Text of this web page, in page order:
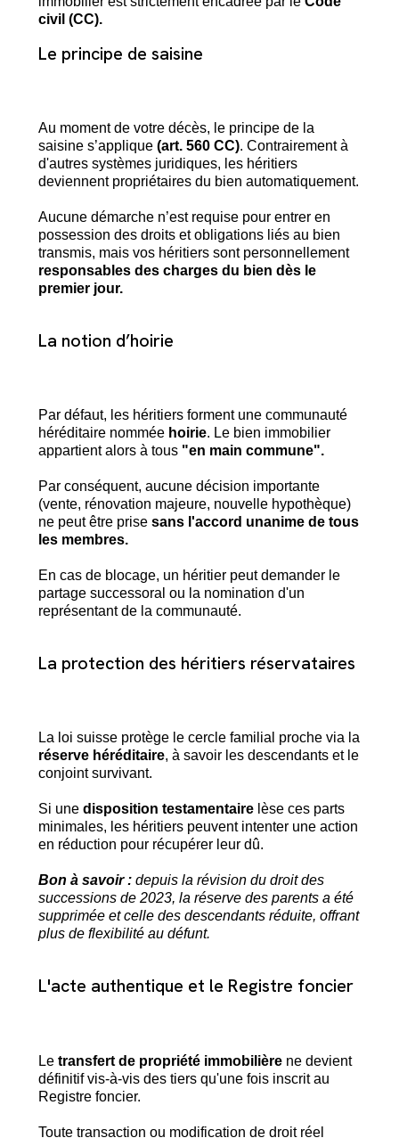
civil (CC).
Le principe de saisine
Au moment de votre décès, le principe de la
saisine s’applique(art. 560 CC). Contrairement à
d'autres systèmes juridiques, les héritiers
deviennent propriétaires du bien automatiquement.
Aucune démarche n’est requise pour entrer en
possession des droits et obligations liés au bien
transmis, mais vos héritiers sont personnellement
responsables des charges du bien dès le
premier jour.
La notion d’hoirie
Par défaut, les héritiers forment une communauté
héréditaire nommée hoirie. Le bien immobilier
appartient alors à tous "en main commune".
Par conséquent, aucune décision importante
(vente, rénovation majeure, nouvelle hypothèque)
ne peut être prise sans l'accord unanime de tous
les membres.
En cas de blocage, un héritier peut demander le
partage successoral ou la nomination d'un
représentant de la communauté.
La protection des héritiers réservataires
La loi suisse protège le cercle familial proche via la
réserve héréditaire, à savoir les descendants et le
conjoint survivant.
Si une disposition testamentairelèse ces parts
minimales, les héritiers peuvent intenter une action
en réduction pour récupérer leur dû.
Bon à savoir : depuis la révision du droit des
successions de 2023, la réserve des parents a été
supprimée et celle des descendants réduite, offrant
plus de flexibilité au défunt.
L'acte authentique et le Registre foncier
Letransfert de propriété immobilièrene devient
définitif vis-à-vis des tiers qu'une fois inscrit au
Registre foncier.
Toute transaction ou modification de droit réel